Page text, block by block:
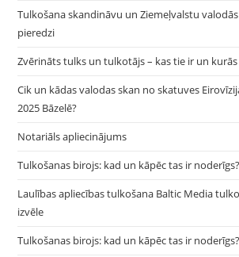
Tulkošana skandināvu un Ziemeļvalstu
pieredzi
Zvērināts tulks un tulkotājs – kas tie ir un
Cik un kādas valodas skan no skatuves
2025 Bāzelē?
Notariāls apliecinājums
Tulkošanas birojs: kad un kāpēc tas ir noderīgs?
Laulības apliecības tulkošana Baltic Media
izvēle
Tulkošanas birojs: kad un kāpēc tas ir noderīgs?